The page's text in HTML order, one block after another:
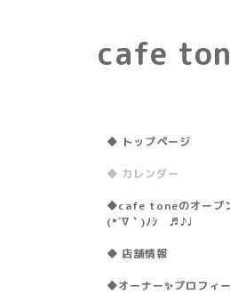
cafe
◆ トップページ
◆ カレンダー
◆cafe toneのオープ
(*´∇｀)ﾉｼ ♬♪♩
◆ 店舗情報
◆オーナー✨プロフィ